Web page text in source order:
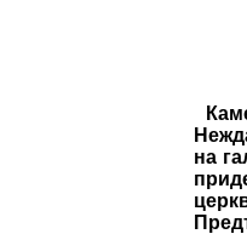
на